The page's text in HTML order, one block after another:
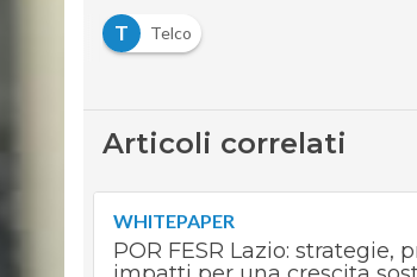
T
Telco
Articoli correlati
WHITEPAPER
POR FESR Lazio: strategie,